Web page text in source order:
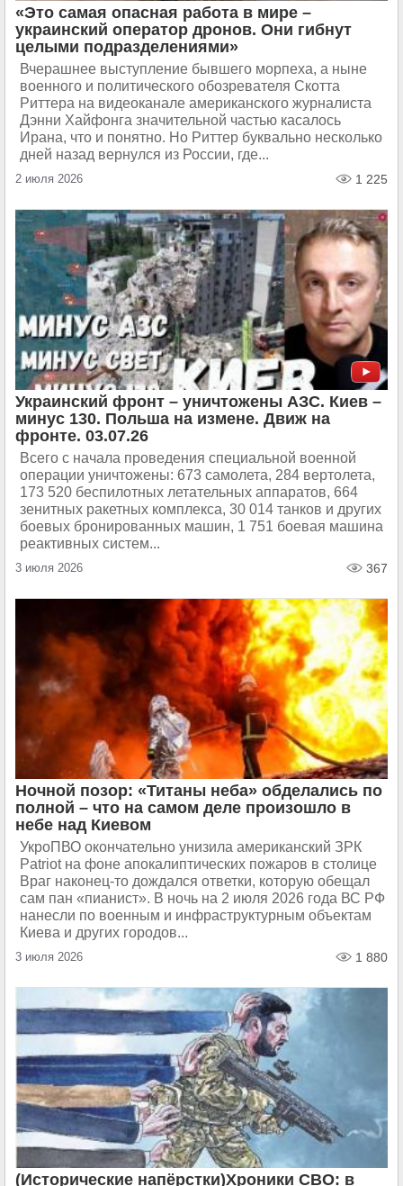
«Это самая опасная работа в мире –
украинский оператор дронов. Они гибнут
целыми подразделениями»
Вчерашнее выступление бывшего морпеха, а ныне
военного и политического обозревателя Скотта
Риттера на видеоканале американского журналиста
Дэнни Хайфонга значительной частью касалось
Ирана, что и понятно. Но Риттер буквально несколько
дней назад вернулся из России, где...
2 июля 2026 1 225
Украинский фронт – уничтожены АЗС. Киев –
минус 130. Польша на измене. Движ на
фронте. 03.07.26
Всего с начала проведения специальной военной
операции уничтожены: 673 самолета, 284 вертолета,
173 520 беспилотных летательных аппаратов, 664
зенитных ракетных комплекса, 30 014 танков и других
боевых бронированных машин, 1 751 боевая машина
реактивных систем...
3 июля 2026 367
Ночной позор: «Титаны неба» обделались по
полной – что на самом деле произошло в
небе над Киевом
УкроПВО окончательно унизила американский ЗРК
Patriot на фоне апокалиптических пожаров в столице
Враг наконец-то дождался ответки, которую обещал
сам пан «пианист». В ночь на 2 июля 2026 года ВС РФ
нанесли по военным и инфраструктурным объектам
Киева и других городов...
3 июля 2026 1 880
(Исторические напёрстки)Хроники СВО: в